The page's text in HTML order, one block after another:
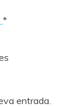
*
entrada.